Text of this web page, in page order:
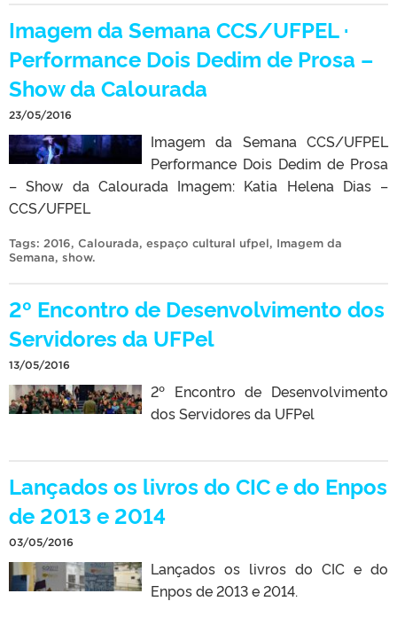
Imagem da Semana CCS/UFPEL ·
Performance Dois Dedim de Prosa –
Show da Calourada
23/05/2016
Imagem da Semana CCS/UFPEL
Performance Dois Dedim de Prosa
– Show da Calourada Imagem: Katia Helena Dias –
CCS/UFPEL
Tags: 2016, Calourada, espaço cultural ufpel, Imagem da
Semana, show.
2º Encontro de Desenvolvimento dos
Servidores da UFPel
13/05/2016
2º Encontro de Desenvolvimento
dos Servidores da UFPel
Lançados os livros do CIC e do Enpos
de 2013 e 2014
03/05/2016
Lançados os livros do CIC e do
Enpos de 2013 e 2014.